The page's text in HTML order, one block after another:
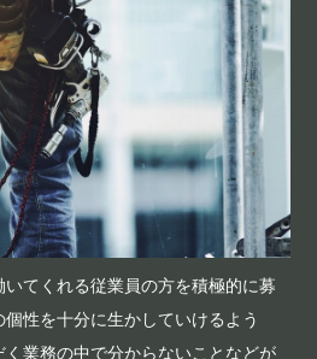
てくれる従業員の方を積極的に募
性を十分に生かしていけるよう
業務の中で分からないことなどが